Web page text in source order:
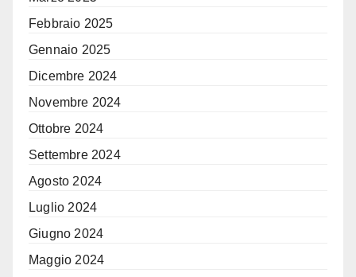
Febbraio 2025
Gennaio 2025
Dicembre 2024
Novembre 2024
Ottobre 2024
Settembre 2024
Agosto 2024
Luglio 2024
Giugno 2024
Maggio 2024